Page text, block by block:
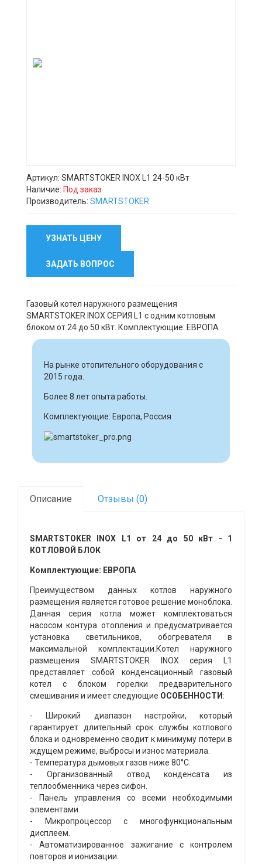
Артикул: SMARTSTOKER INOX L1 24-50 кВт
Наличие: Под заказ
Производитель: SMARTSTOKER
УЗНАТЬ ЦЕНУ
ЗАДАТЬ ВОПРОС
Газовый котел наружного размещения
SMARTSTOKER INOX СЕРИЯ L1 с одним котловым
блоком от 24 до 50 кВт. Комплектующие: ЕВРОПА
На рынке отопительного оборудования с
2015 года.
Более 8 лет опыта работы.
Комплектующие: Европа, Россия
Описание Отзывы (0)
SMARTSTOKER INOX L1 от 24 до 50 кВт - 1
КОТЛОВОЙ БЛОК
Комплектующие: ЕВРОПА
Преимуществом данных котлов наружного
размещения является готовое решение моноблока.
Данная серия котла может комплектоваться
насосом контура отопления и предусматривается
установка светильников, обогревателя в
максимальной комплектации.Котел наружного
размещения SMARTSTOKER INOX серия L1
представляет собой конденсационный газовый
котел с блоком горелки предварительного
смешивания и имеет следующие ОСОБЕННОСТИ :
- Широкий диапазон настройки, который
гарантирует длительный срок службы котлового
блока и одновременно сводит к минимуму потери в
ждущем режиме, выбросы и износ материала.
- Температура дымовых газов ниже 80°C.
- Организованный отвод конденсата из
теплообменника через сифон.
- Панель управления со всеми необходимыми
элементами.
- Микропроцессор с многофункциональным
дисплеем.
- Автоматизированное зажигание с контролем
повторов и ионизации.